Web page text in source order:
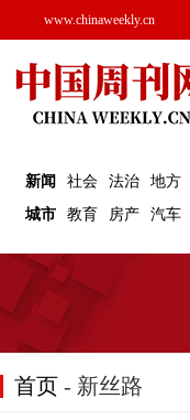
www.chinaweekly.cn
新闻 社会 法治
地方
城市
教育 房产 汽车
首页 - 新丝路